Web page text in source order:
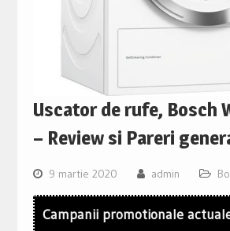
Uscator de rufe, Bosch
– Review si Pareri
9 martie 2020 admin
Campanii promotionale